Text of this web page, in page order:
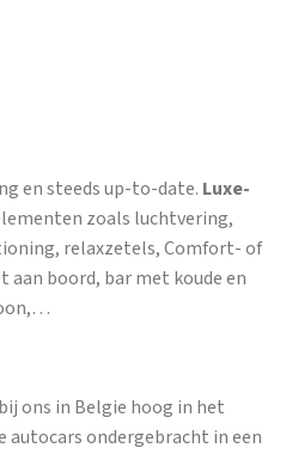
en steeds up-to-date. Luxe-
zoals luchtvering,
relaxzetels, Comfort- of
boord, bar met koude en
ons in Belgie hoog in het
autocars ondergebracht in een